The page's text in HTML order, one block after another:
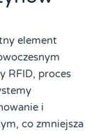
element
RFID, proces
i
co zmniejsza